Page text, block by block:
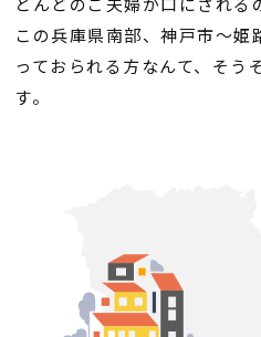
断熱・気密性能と快適性
施工実績
この兵庫県南部、神戸市〜姫
っておられる方なんて、そう
す。